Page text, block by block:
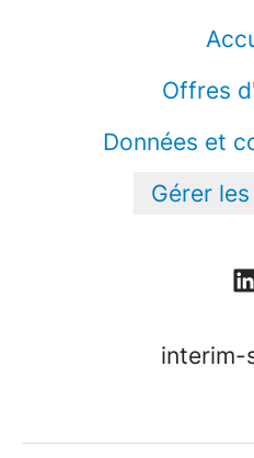
Offres
Données et
Gérer
interim-